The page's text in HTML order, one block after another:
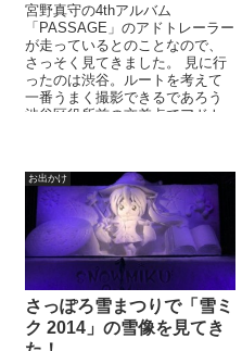
宮野真守の4thアルバム
「PASSAGE」のアドトレーラー
が走っているとのことなので、
さっそく見てきました。 見に行
ったのは渋谷。ルートを考えて
一番うまく撮影できるであろう
渋谷区役所前の交差点でアドト
お出かけ
さっぽろ雪まつりで「雪ミ
ク 2014」の雪像を見てき